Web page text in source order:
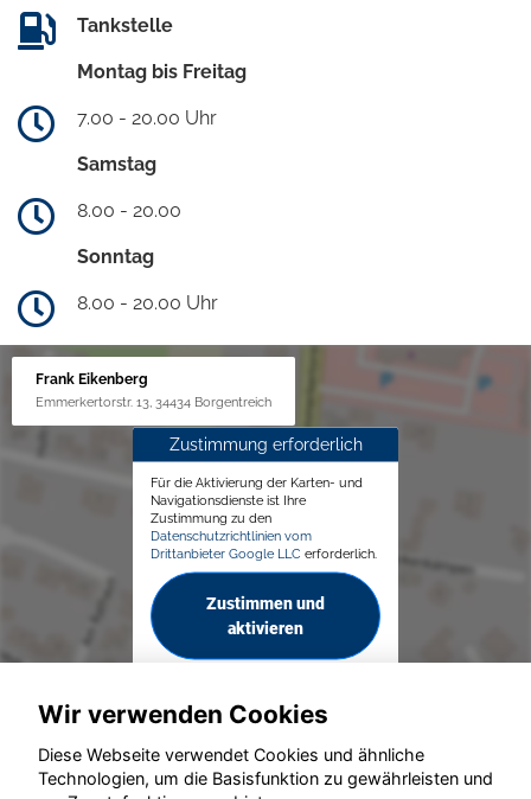
Tankstelle
Montag bis Freitag
7.00 - 20.00 Uhr
Samstag
8.00 - 20.00
Sonntag
8.00 - 20.00 Uhr
Frank Eikenberg
Emmerkertorstr. 13, 34434 Borgentreich
Zustimmung erforderlich
Für die Aktivierung der Karten- und
Navigationsdienste ist Ihre
Zustimmung zu den
Datenschutzrichtlinien vom
Drittanbieter Google LLC erforderlich.
Zustimmen und
aktivieren
Wir verwenden Cookies
Diese Webseite verwendet Cookies und ähnliche
Technologien, um die Basisfunktion zu gewährleisten und